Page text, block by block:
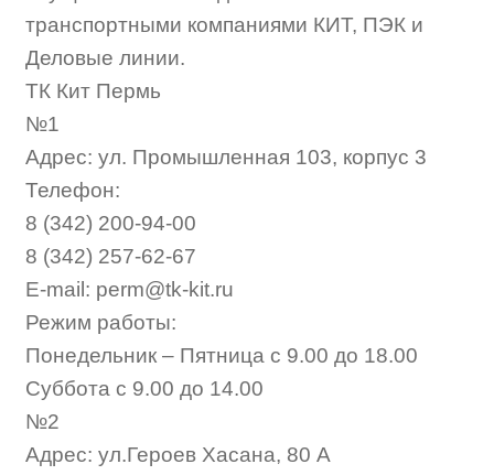
транспортными компаниями КИТ, ПЭК и
Деловые линии.
ТК Кит Пермь
№1
Адрес: ул. Промышленная 103, корпус 3
Телефон:
8 (342) 200-94-00
8 (342) 257-62-67
E-mail: perm@tk-kit.ru
Режим работы:
Понедельник – Пятница с 9.00 до 18.00
Суббота с 9.00 до 14.00
№2
Адрес: ул.Героев Хасана, 80 А